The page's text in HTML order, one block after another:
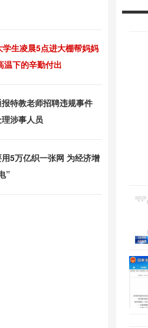
学生凌晨5点进大棚帮妈妈
温下的辛勤付出
特教老师招聘违规事件
涉事人员
5万亿织一张网 为经济增
”